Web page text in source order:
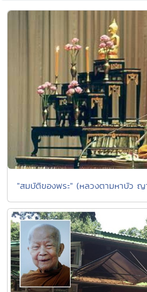
"สมบัติของพระ" (หลวงตามหาบัว